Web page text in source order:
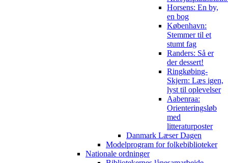
Horsens: En by,
en bog
København:
Stemmer til et
stumt fag
Randers: Så er
der dessert!
Ringkøbing-
Skjern: Læs igen,
lyst til oplevelser
Aabenraa:
Orienteringsløb
med
litteraturposter
Danmark Læser Dagen
Modelprogram for folkebiblioteker
Nationale ordninger